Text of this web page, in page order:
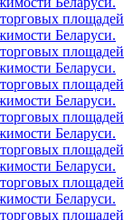
площадей
Беларуси.
площадей
Беларуси.
площадей
Беларуси.
площадей
Беларуси.
площадей
Беларуси.
площадей
Беларуси.
площадей